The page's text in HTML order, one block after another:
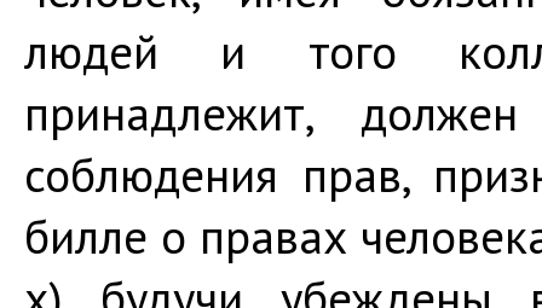
людей и того
принадлежит,
соблюдения прав,
билле о правах